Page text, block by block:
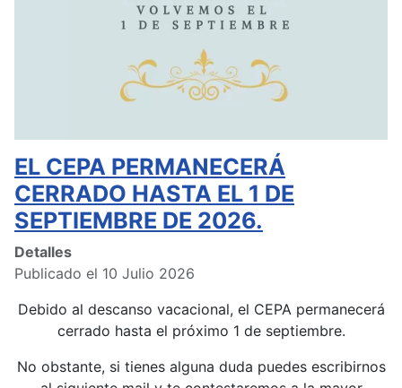
EL CEPA PERMANECERÁ
CERRADO HASTA EL 1 DE
SEPTIEMBRE DE 2026.
Detalles
Publicado el 10 Julio 2026
Debido al descanso vacacional, el CEPA permanecerá
cerrado hasta el próximo 1 de septiembre.
No obstante, si tienes alguna duda puedes escribirnos